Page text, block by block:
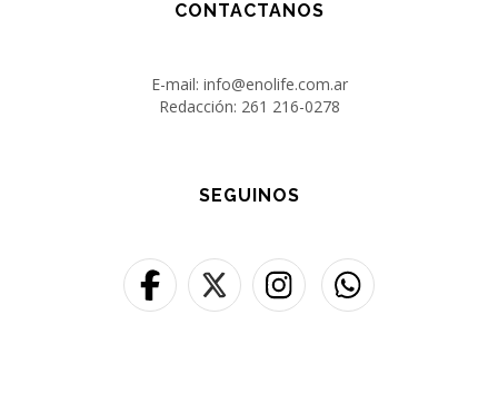
CONTACTANOS
E-mail: info@enolife.com.ar
Redacción: 261 216-0278
SEGUINOS